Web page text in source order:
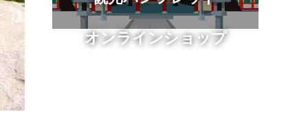
オンラインショップ